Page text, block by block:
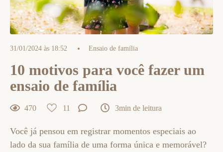
31/01/2024 às 18:52 Ensaio de família
10 motivos para você fazer um
ensaio de família
470 11 3min de leitura
Você já pensou em registrar momentos especiais ao
lado da sua família de uma forma única e memorável?